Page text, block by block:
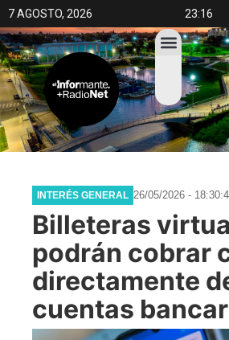
7 AGOSTO, 2026 23:16
INTERÉS GENERAL 26/05/2026 -
Billeteras
podrán cobrar
directamente
cuentas